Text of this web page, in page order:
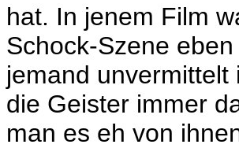
hat. In jenem Film
Schock-Szene
jemand
die Geister immer
man es eh von